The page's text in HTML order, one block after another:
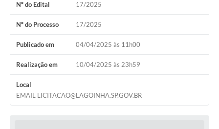
A Prefeitura
Carta de Serviços
Galeria de Vídeos
Nº do Edital 17/2025
Nº do Processo 17/2025
Publicado em 04/04/2025 às 11h00
Realização em 10/04/2025 às 23h59
Local
EMAIL LICITACAO@LAGOINHA.SP.GOV.BR